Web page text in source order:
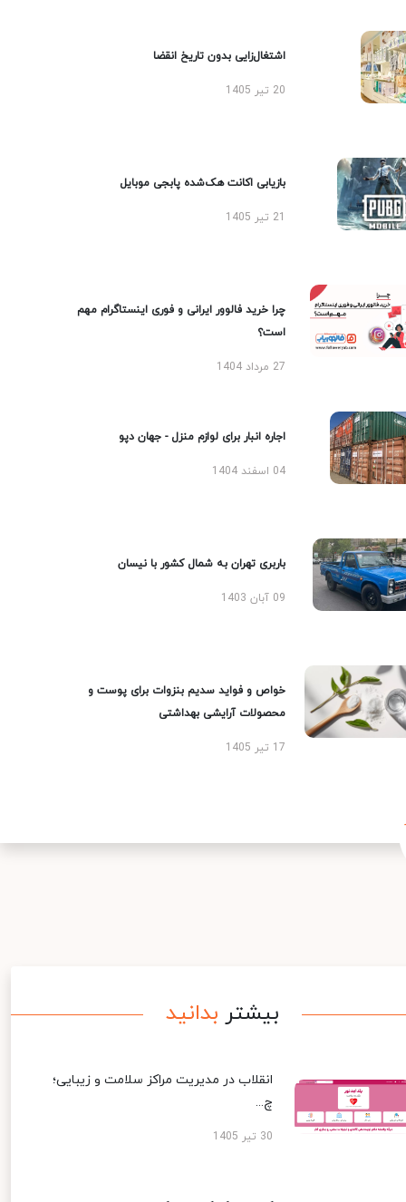
اشتغال‌زایی بدون تاریخ انقضا
20 تیر 1405
بازیابی اکانت هک‌شده پابجی موبایل
چرا خرید فالوور ایرانی و فوری اینستاگرام مهم
است؟
27 مرداد 1404
اجاره انبار برای لوازم منزل - جهان دپو
04 اسفند 1404
باربری تهران به شمال کشور با نیسان
09 آبان 1403
خواص و فواید سدیم بنزوات برای پوست و
محصولات آرایشی بهداشتی
17 تیر 1405
بیشتر بدانید
انقلاب در مدیریت مراکز سلامت و زیبایی؛
چ...
30 تیر 1405